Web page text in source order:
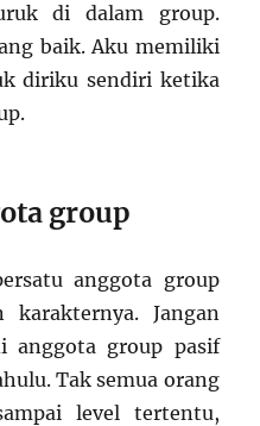
di dalam group.
baik. Aku memiliki
diriku sendiri ketika
group
anggota group
karakternya. Jangan
anggota group pasif
Tak semua orang
level tertentu,